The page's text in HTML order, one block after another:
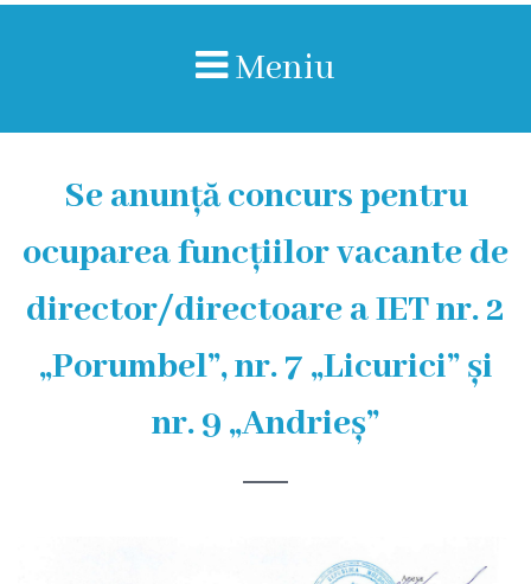
Structura,
Organigrama
efectivul
limită
ale
Meniu
Se anunță concurs pentru
ocuparea funcțiilor vacante de
director/directoare a IET nr. 2
„Porumbel”, nr. 7 „Licurici” și
nr. 9 „Andrieș”